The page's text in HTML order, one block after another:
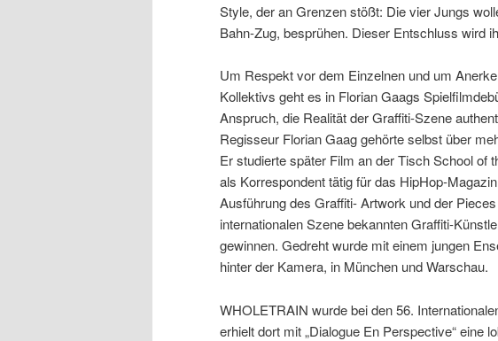
Style, der an Grenzen stößt: Die vier Jungs
Bahn-Zug, besprühen. Dieser Entschluss wird
Um Respekt vor dem Einzelnen und um
Kollektivs geht es in Florian Gaags
Anspruch, die Realität der Graffiti-Szene
Regisseur Florian Gaag gehörte selbst über
Er studierte später Film an der Tisch School of
als Korrespondent tätig für das HipHop-
Ausführung des Graffiti- Artwork und der
internationalen Szene bekannten Graffiti-
gewinnen. Gedreht wurde mit einem jungen
hinter der Kamera, in München und Warschau.
WHOLETRAIN wurde bei den 56.
erhielt dort mit „Dialogue En Perspective“ eine